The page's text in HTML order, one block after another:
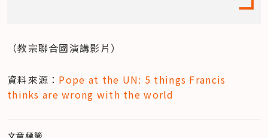
（教宗聯合國演講影片）
資料來源： Pope at the UN: 5 things Francis
thinks are wrong with the world